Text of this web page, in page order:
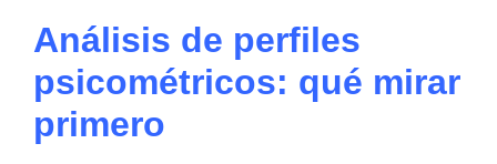
Análisis de perfiles
psicométricos: qué mirar
primero